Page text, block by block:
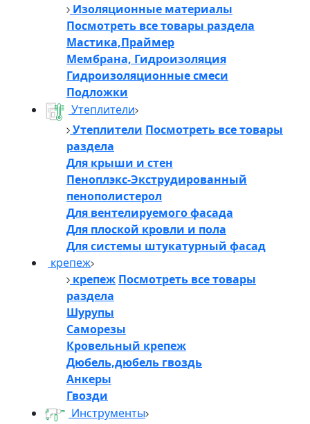
Изоляционные материалы
Посмотреть все товары раздела
Мастика,Праймер
Мембрана, Гидроизоляция
Гидроизоляционные смеси
Подложки
Утеплители
Утеплители Посмотреть все товары
раздела
Для крыши и стен
Пеноплэкс-Экструдированный
пенополистерол
Для вентелируемого фасада
Для плоской кровли и пола
Для системы штукатурный фасад
крепеж
крепеж Посмотреть все товары
раздела
Шурупы
Саморезы
Кровельный крепеж
Дюбель,дюбель гвоздь
Анкеры
Гвозди
Инструменты